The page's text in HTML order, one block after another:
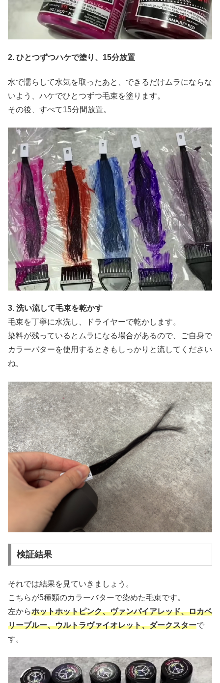
2. ひとつずつハケで塗り、15分放置
水で濡らして水気を取ったあと、できるだけムラにならな
いよう、ハケでひとつずつ毛束を塗ります。
その後、すべて15分間放置。
3. 洗い流して毛束を乾かす
毛束を丁寧に水洗し、ドライヤーで乾かします。
染料が残っているとムラになる場合があるので、ご自身で
カラーバターを使用するときもしっかりと流してください
ね。
検証結果
それでは結果を見ていきましょう。
こちらが5種類のカラーバターで染めた毛束です。
左からホットホットピンク、ヴァンパイアレッド、ロカベ
リーブルー、ウルトラヴァイオレット、ダークスターで
す。